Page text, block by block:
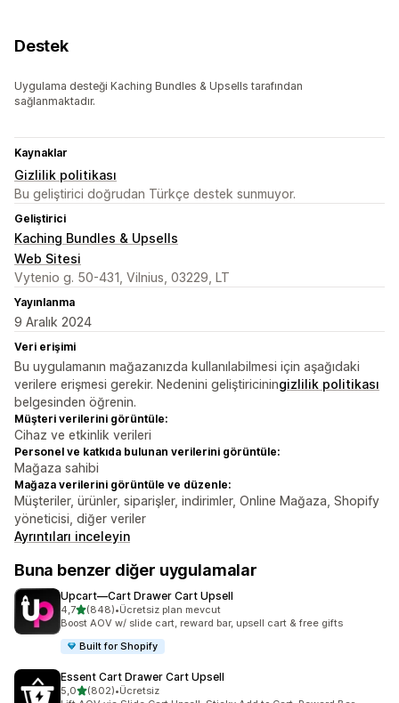
Destek
Uygulama desteği Kaching Bundles & Upsells tarafından
sağlanmaktadır.
Kaynaklar
Gizlilik politikası
Bu geliştirici doğrudan Türkçe destek sunmuyor.
Geliştirici
Kaching Bundles & Upsells
Web Sitesi
Vytenio g. 50-431, Vilnius, 03229, LT
Yayınlanma
9 Aralık 2024
Veri erişimi
Bu uygulamanın mağazanızda kullanılabilmesi için aşağıdaki
verilere erişmesi gerekir. Nedenini geliştiriciningizlilik politikası
belgesinden öğrenin.
Müşteri verilerini görüntüle:
Cihaz ve etkinlik verileri
Personel ve katkıda bulunan verilerini görüntüle:
Mağaza sahibi
Mağaza verilerini görüntüle ve düzenle:
Müşteriler, ürünler, siparişler, indirimler, Online Mağaza, Shopify
yöneticisi, diğer veriler
Ayrıntıları inceleyin
Buna benzer diğer uygulamalar
Upcart—Cart Drawer Cart Upsell
4,75 yıldız üzerinden
(848)
toplam 848 değerlendirme
•Ücretsiz plan mevcut
Boost AOV w/ slide cart, reward bar, upsell cart & free gifts
Built for Shopify
Essent Cart Drawer Cart Upsell
5,05 yıldız üzerinden
(802)
toplam 802 değerlendirme
•Ücretsiz